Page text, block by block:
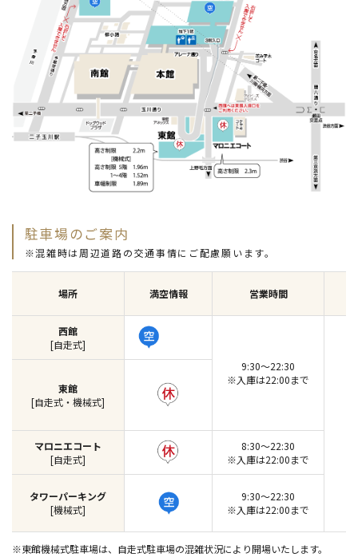
駐車場のご案内
※混雑時は周辺道路の交通事情にご配慮願います。
場所 満空情報 営業時間
西館
[自走式]
9:30～22:30
※入庫は22:00まで
東館
[自走式・機械式]
マロニエコート
[自走式]
8:30～22:30
※入庫は22:00まで
タワーパーキング
[機械式]
9:30～22:30
※入庫は22:00まで
※東館機械式駐車場は、自走式駐車場の混雑状況により開場いたします。